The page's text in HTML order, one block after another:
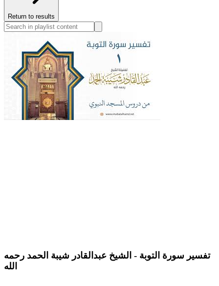
Return to results
تفسير سورة التوبة - الشيخ عبدالقادر شيبة الحمد رحمه
الله